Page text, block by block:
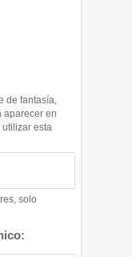
de fantasía,
aparecer en
esta
solo